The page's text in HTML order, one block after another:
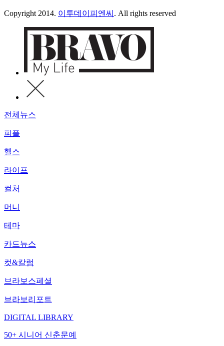
Copyright 2014. 이투데이피엔씨 . All rights reserved
전체뉴스
피플
헬스
라이프
컬처
머니
테마
카드뉴스
컷&칼럼
브라보스페셜
브라보리포트
DIGITAL LIBRARY
50+ 시니어 신춘문예